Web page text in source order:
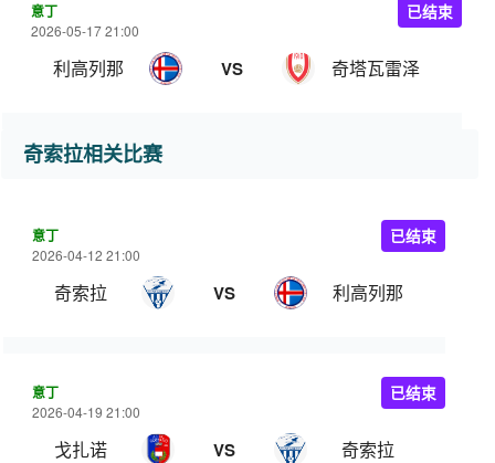
意丁
2026-05-17 21:00
利高列那 VS 奇塔瓦雷泽
已结束
奇索拉相关比赛
意丁
2026-04-12 21:00
奇索拉 VS 利高列那
已结束
意丁
2026-04-19 21:00
戈扎诺 VS 奇索拉
已结束